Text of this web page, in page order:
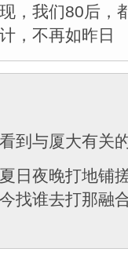
，我们80后，
，不再如昨日
到与厦大有关
日夜晚打地铺
找谁去打那融